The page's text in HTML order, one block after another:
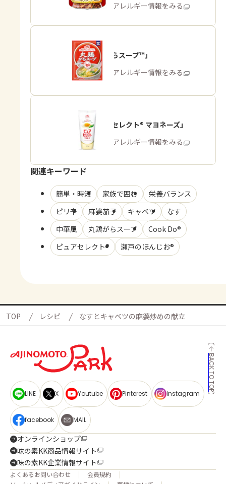
商品・アレルギー情報をみる
「丸鶏がらスープ™」
商品・アレルギー情報をみる
「ピュアセレクト® マヨネーズ」
商品・アレルギー情報をみる
関連キーワード
簡単・時短 家族で囲む
栄養バランス
ピリ辛
麻婆茄子 キャベツ
なす
中華風
丸鶏がらスープ
Cook Do®
ピュアセレクト®
瀬戸のほんじお®
TOP レシピ なすとキャベツの麻婆炒めの献立
BACK TO TOP
LINE X Youtube Pinterest Instagram
facebook MAIL
オンラインショップ
味の素KK商品情報サイト
味の素KK企業情報サイト
よくあるお問い合わせ
会員規約